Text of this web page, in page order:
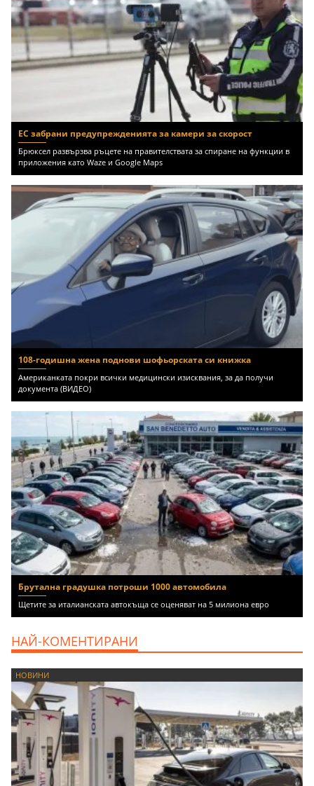
ЕС забрани предупрежденията за камери за скорост
Брюксел развързва ръцете на правителствата за спиране на функции в
приложения като Waze и Google Maps
108-годишна жена поднови шофьорската си книжка
Американката покри всички медицински изисквания, за да получи
документа (ВИДЕО)
Брутална градушка потроши 1000 автомобила
Щетите за италианската автокъща се оценяват на 5 милиона евро
НАЙ-КОМЕНТИРАНИ
НОВИНИ